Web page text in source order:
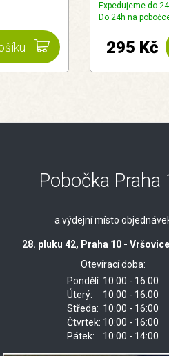
Expedujeme do
Do 24h na
295 Kč
Pobočka Praha
a výdejní místo
28. pluku 42, Praha 10 -
Otevírací doba:
Pondělí: 10:00 - 16:00
Úterý:
10:00 - 16:00
Středa: 10:00 - 16:00
Čtvrtek: 10:00 - 16:00
Pátek:
10:00 - 14:00